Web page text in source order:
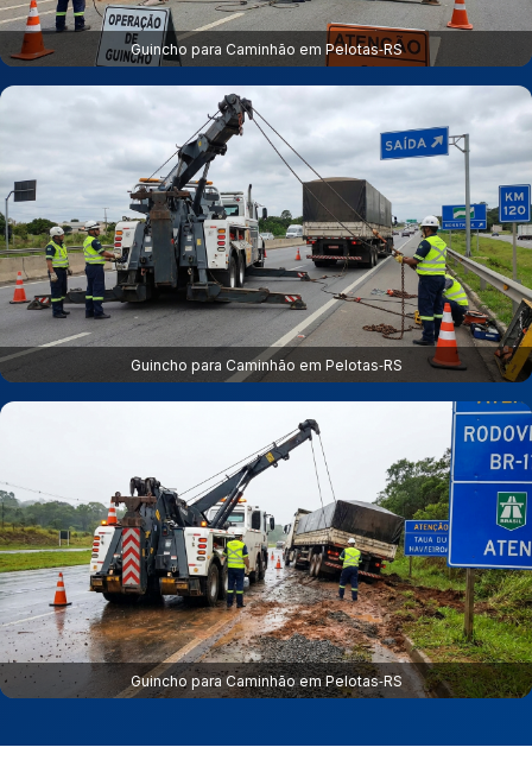
Guincho para Caminhão em Pelotas‑RS
Guincho para Caminhão em Pelotas‑RS
Guincho para Caminhão em Pelotas‑RS